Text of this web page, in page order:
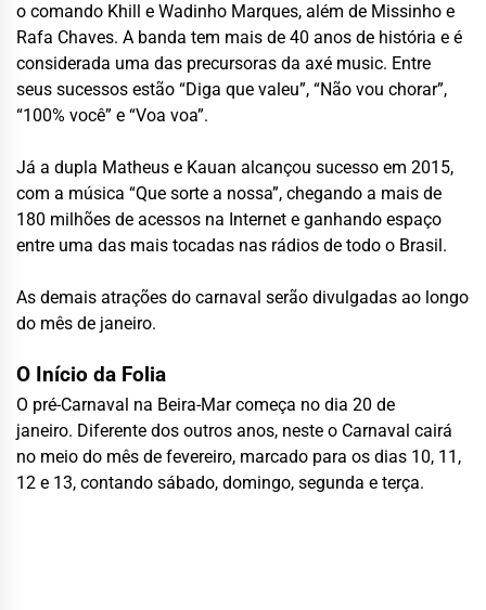
o comando Khill e Wadinho Marques, além de Missinho e
Rafa Chaves. A banda tem mais de 40 anos de história e é
considerada uma das precursoras da axé music. Entre
seus sucessos estão “Diga que valeu”, “Não vou chorar”,
“100% você” e “Voa voa”.
Já a dupla Matheus e Kauan alcançou sucesso em 2015,
com a música “Que sorte a nossa”, chegando a mais de
180 milhões de acessos na Internet e ganhando espaço
entre uma das mais tocadas nas rádios de todo o Brasil.
As demais atrações do carnaval serão divulgadas ao longo
do mês de janeiro.
O Início da Folia
O pré-Carnaval na Beira-Mar começa no dia 20 de
janeiro. Diferente dos outros anos, neste o Carnaval cairá
no meio do mês de fevereiro, marcado para os dias 10, 11,
12 e 13, contando sábado, domingo, segunda e terça.